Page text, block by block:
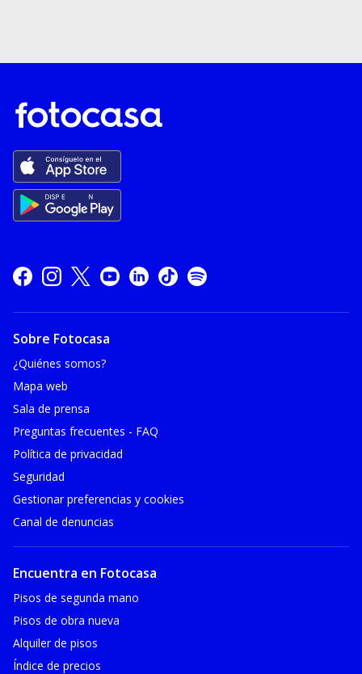
Sobre Fotocasa
¿Quiénes somos?
Mapa web
Sala de prensa
Preguntas frecuentes - FAQ
Política de privacidad
Seguridad
Gestionar preferencias y cookies
Canal de denuncias
Encuentra en Fotocasa
Pisos de segunda mano
Pisos de obra nueva
Alquiler de pisos
Índice de precios